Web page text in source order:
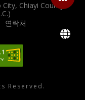
Chiayi County
연락처
Reserved.